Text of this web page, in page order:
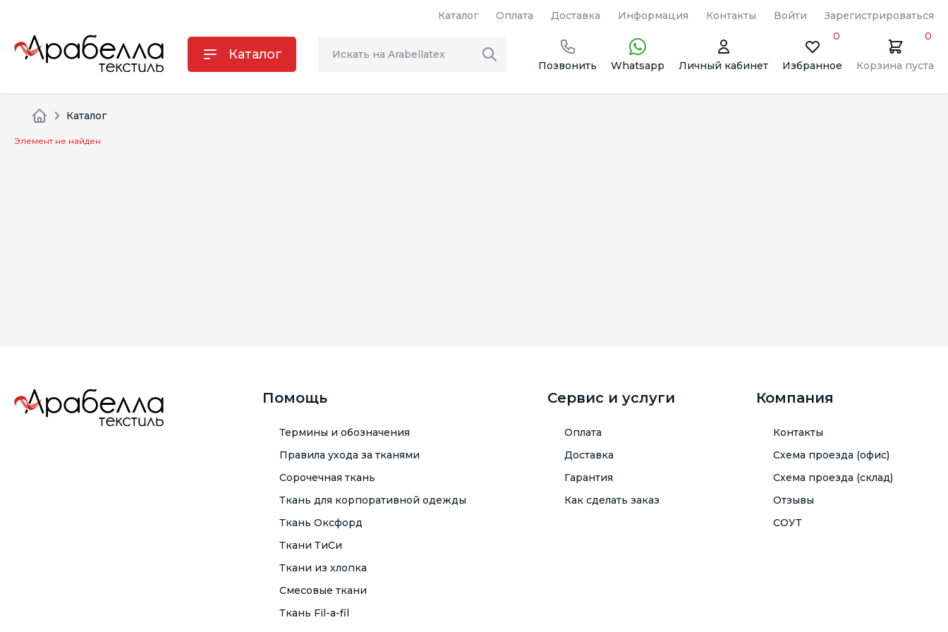
Каталог Оплата Доставка Информация Контакты Войти Зарегистрироваться
Каталог
Позвонить Whatsapp Личный кабинет Избранное
0
Корзина пуста
0
Каталог
Элемент не найден
Помощь
Термины и обозначения
Правила ухода за тканями
Сорочечная ткань
Ткань для корпоративной одежды
Ткань Оксфорд
Ткани ТиСи
Ткани из хлопка
Смесовые ткани
Ткань Fil-a-fil
Сервис и услуги
Оплата
Доставка
Гарантия
Как сделать заказ
Компания
Контакты
Схема проезда (офис)
Схема проезда (склад)
Отзывы
СОУТ